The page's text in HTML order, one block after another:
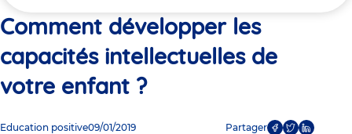
Comment développer les
capacités intellectuelles de
votre enfant ?
Education positive09/01/2019 Partager